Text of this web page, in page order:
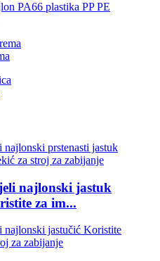
PA66 plastika PP PE
najlonski jastuk
za im...